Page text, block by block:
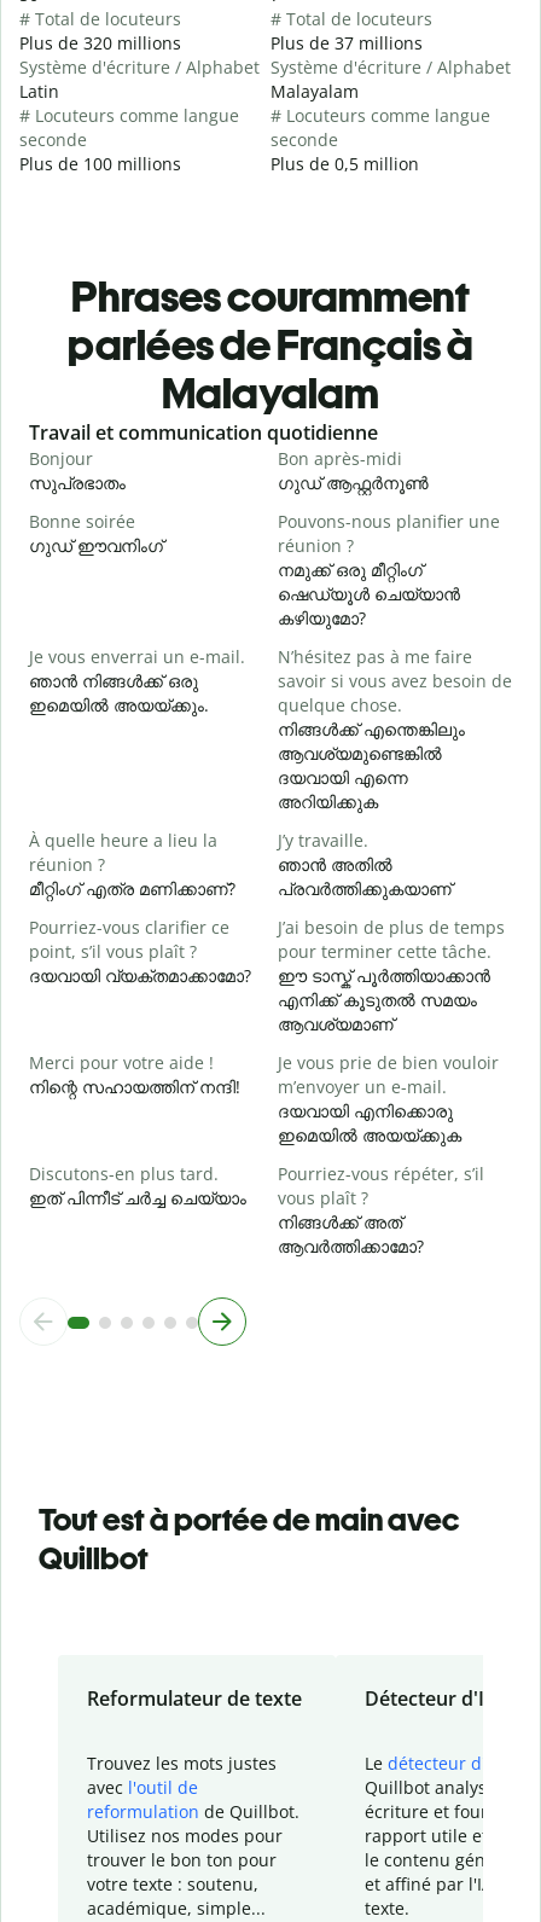
# Total de locuteurs
Plus de 320 millions
Système d'écriture / Alphabet
Latin
# Locuteurs comme langue
seconde
Plus de 100 millions
# Total de locuteurs
Plus de 37 millions
Système d'écriture / Alphabet
Malayalam
# Locuteurs comme langue
seconde
Plus de 0,5 million
Phrases couramment
parlées de Français à
Malayalam
Slide 1 of 6
Travail et communication quotidienne
Bonjour
സുപ്രഭാതം
Bon après-midi
ഗുഡ് ആഫ്റ്റർനൂൺ
Bonne soirée
ഗുഡ് ഈവനിംഗ്
Pouvons-nous planifier une
réunion ?
നമുക്ക് ഒരു മീറ്റിംഗ്
ഷെഡ്യൂൾ ചെയ്യാൻ
കഴിയുമോ?
Je vous enverrai un e-mail.
ഞാൻ നിങ്ങൾക്ക് ഒരു
ഇമെയിൽ അയയ്ക്കും.
N’hésitez pas à me faire
savoir si vous avez besoin de
quelque chose.
നിങ്ങൾക്ക് എന്തെങ്കിലും
ആവശ്യമുണ്ടെങ്കിൽ
ദയവായി എന്നെ
അറിയിക്കുക
À quelle heure a lieu la
réunion ?
മീറ്റിംഗ് എത്ര മണിക്കാണ്?
J’y travaille.
ഞാൻ അതിൽ
പ്രവർത്തിക്കുകയാണ്
Pourriez-vous clarifier ce
point, s’il vous plaît ?
ദയവായി വ്യക്തമാക്കാമോ?
J’ai besoin de plus de temps
pour terminer cette tâche.
ഈ ടാസ്ക് പൂർത്തിയാക്കാൻ
എനിക്ക് കൂടുതൽ സമയം
ആവശ്യമാണ്
Merci pour votre aide !
നിന്റെ സഹായത്തിന് നന്ദി!
Je vous prie de bien vouloir
m’envoyer un e-mail.
ദയവായി എനിക്കൊരു
ഇമെയിൽ അയയ്ക്കുക
Discutons-en plus tard.
ഇത് പിന്നീട് ചർച്ച ചെയ്യാം
Pourriez-vous répéter, s’il
vous plaît ?
നിങ്ങൾക്ക് അത്
ആവർത്തിക്കാമോ?
Tout est à portée de main avec
Quillbot
Reformulateur de texte
Trouvez les mots justes
avec l'outil de
reformulation de Quillbot.
Utilisez nos modes pour
trouver le bon ton pour
votre texte : soutenu,
académique, simple...
Détecteur d'IA
Le détecteur d'IA
Quillbot analyse votre
écriture et fournit un
rapport utile et
le contenu généré
et affiné par l'IA
texte.